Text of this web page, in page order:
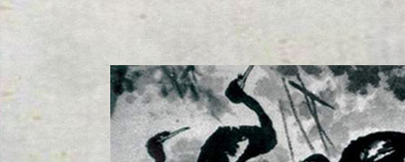
发展中既有明显的承传性,又在不断地翻新。
承与发展的过程,属于美术教育的范畴,美术
[全文]